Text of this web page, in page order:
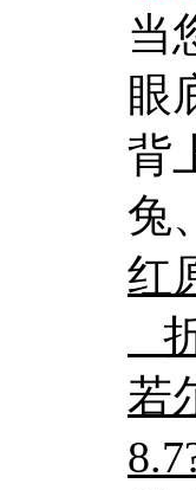
当
眼
背
兔
红
若